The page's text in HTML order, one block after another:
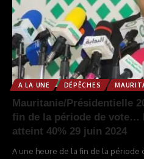
A LA UNE DÉPÊCHES
Mauritanie/Présidentielle
fin de la période de vote…
atteint 40% 29 juin 2024
A une heure de la fin de la période